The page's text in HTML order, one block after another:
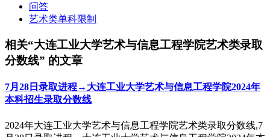
问答
艺术类单科限制
相关“大连工业大学艺术与信息工程学院艺术类录取
分数线” 的文章
7月28日录取进程→大连工业大学艺术与信息工程学院2024年
本科招生录取分数线
2024年大连工业大学艺术与信息工程学院艺术类录取分数线,7